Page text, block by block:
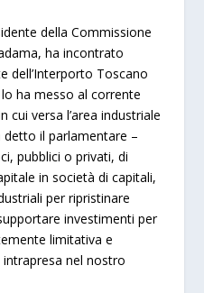
della Commissione
ha incontrato
dell’Interporto Toscano
lo ha messo al corrente
versa l’area industriale
detto il parlamentare –
pubblici o privati, di
in società di capitali,
per ripristinare
investimenti per
limitativa e
nel nostro